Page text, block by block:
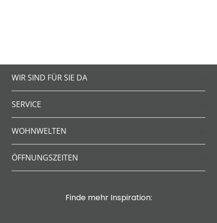
WIR SIND FÜR SIE DA
SERVICE
WOHNWELTEN
ÖFFNUNGSZEITEN
Finde mehr Inspiration: